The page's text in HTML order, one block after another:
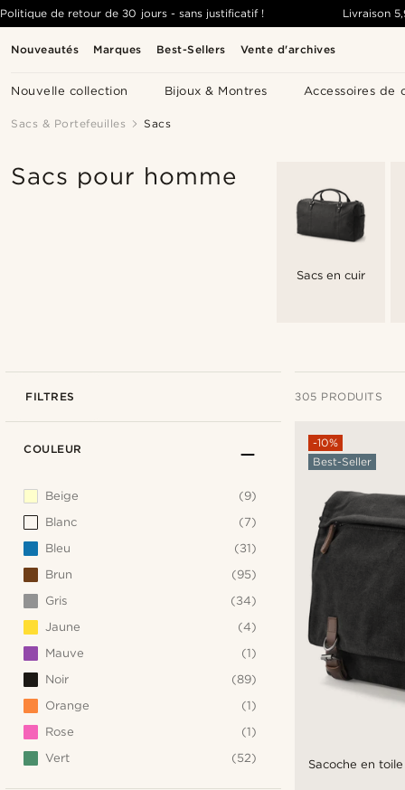
Nouveautés Marques Best-Sellers Vente d'archives
Nouvelle collection Bijoux & Montres Accessoires de
Politique de retour de 30 jours - sans justificatif ! Livraison
Sacs & Portefeuilles Sacs
Sacs pour homme
Sacs en cuir
FILTRES 305 PRODUITS
Sacoche en
-10%
Best-Seller
COULEUR
Beige
(9)
Blanc
(7)
Bleu
(31)
Brun
(95)
Gris
(34)
Jaune
(4)
Mauve
(1)
Noir
(89)
Orange
(1)
Rose
(1)
Vert
(52)